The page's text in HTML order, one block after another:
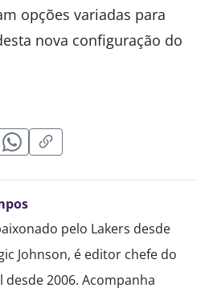
opções variadas para
nova configuração do
pelo Lakers desde
Johnson, é editor chefe do
desde 2006. Acompanha